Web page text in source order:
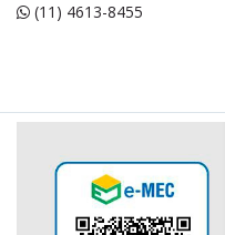
(11) 4613-8455